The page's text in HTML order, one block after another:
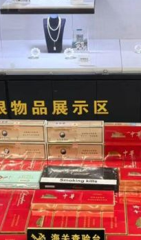
一纸欠条伤亲情 巡回调解